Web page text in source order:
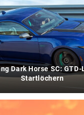
Dark Horse SC:
Startlöchern